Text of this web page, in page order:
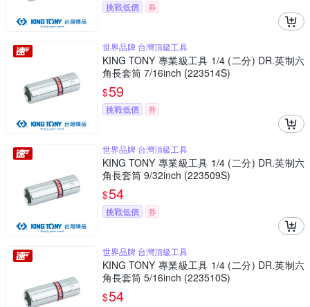
挑戰低價 券
世界品牌 台灣頂級工具
KING TONY 專業級工具 1/4 (二分) DR.英制六
角長套筒 7/16inch (223514S)
$59
挑戰低價 券
世界品牌 台灣頂級工具
KING TONY 專業級工具 1/4 (二分) DR.英制六
角長套筒 9/32inch (223509S)
$54
挑戰低價 券
世界品牌 台灣頂級工具
KING TONY 專業級工具 1/4 (二分) DR.英制六
角長套筒 5/16inch (223510S)
$54